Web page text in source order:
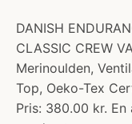
DANISH
CLASSIC CREW
Merinoulden,
Top, Oeko-Tex
Pris: 380.00 kr.